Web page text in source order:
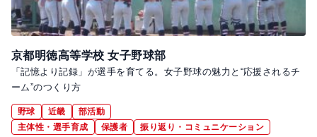
京都明徳高等学校 女子野球部
「記憶より記録」が選手を育てる。女子野球の魅力と“応援されるチ
ーム”のつくり方
野球 近畿
部活動
主体性・選手育成
保護者 振り返り・コミュニケーション